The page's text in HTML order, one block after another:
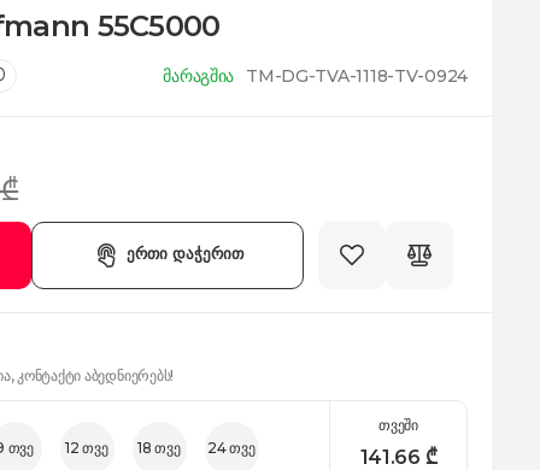
55C5000
მარაგშია TM-DG-TVA-1118-TV-0924
ერთი დაჭერით
კონტაქტი აბედნიერებს!
თვე 12 თვე 18 თვე 24 თვე
თვეში
141.66 ₾